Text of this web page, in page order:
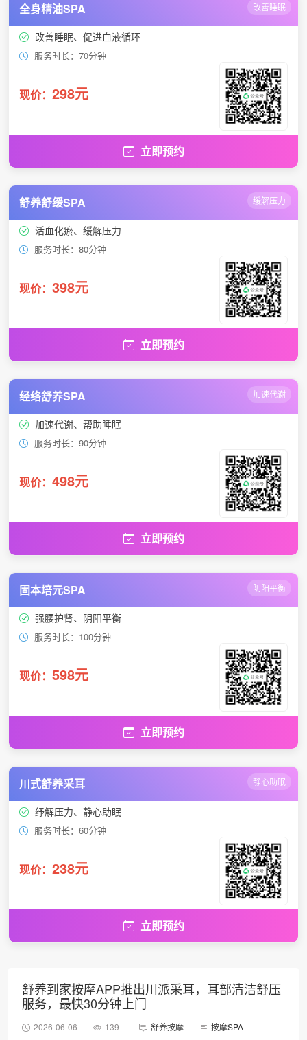
全身精油SPA 改善睡眠
改善睡眠、促进血液循环
服务时长：70分钟
现价： 298元
立即预约
舒养舒缓SPA 缓解压力
活血化瘀、缓解压力
服务时长：80分钟
现价： 398元
立即预约
经络舒养SPA 加速代谢
加速代谢、帮助睡眠
服务时长：90分钟
现价： 498元
立即预约
固本培元SPA 阴阳平衡
强腰护肾、阴阳平衡
服务时长：100分钟
现价： 598元
立即预约
川式舒养采耳 静心助眠
纾解压力、静心助眠
服务时长：60分钟
现价： 238元
立即预约
舒养到家按摩APP推出川派采耳，耳部清洁舒压
服务，最快30分钟上门
2026-06-06 139 舒养按摩 按摩SPA